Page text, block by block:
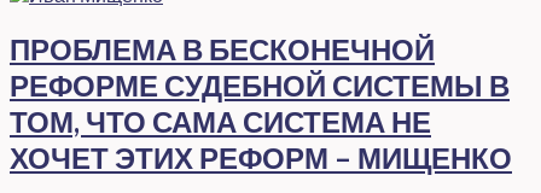
ПРОБЛЕМА В БЕСКОНЕЧНОЙ
РЕФОРМЕ СУДЕБНОЙ СИСТЕМЫ В
ТОМ, ЧТО САМА СИСТЕМА НЕ
ХОЧЕТ ЭТИХ РЕФОРМ – МИЩЕНКО